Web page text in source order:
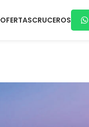
OFERTASCRUCEROS